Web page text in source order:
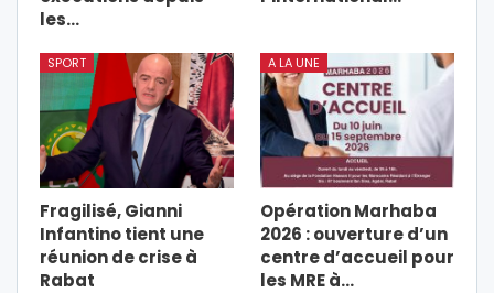
les…
SPORT
Fragilisé, Gianni
Infantino tient une
réunion de crise à
Rabat
A LA UNE
Opération Marhaba
2026 : ouverture d’un
centre d’accueil pour
les MRE à…